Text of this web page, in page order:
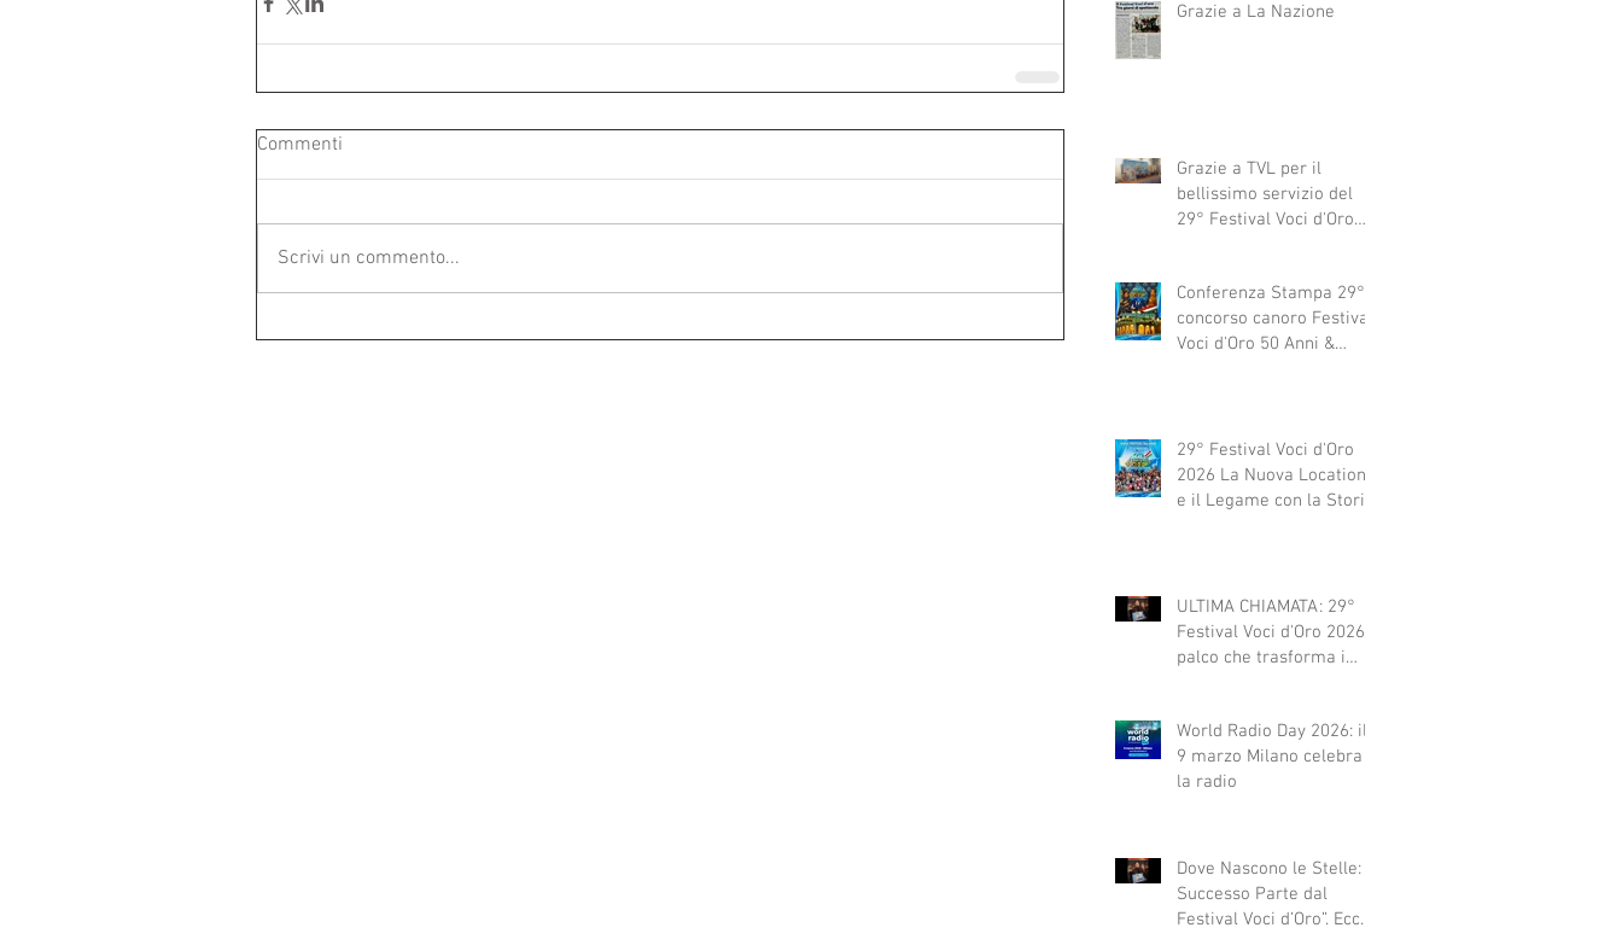
Commenti
Scrivi un commento...
Grazie a La Nazione
Grazie a TVL per il
bellissimo servizio del
29° Festival Voci d'Oro
Conferenza Stampa 29°
concorso canoro Festival
Voci d'Oro 50 Anni &
29° Festival Voci d'Oro
2026 La Nuova Location
e il Legame con la Storia
ULTIMA CHIAMATA: 29°
Festival Voci d'Oro 2026 Il
palco che trasforma i
World Radio Day 2026: il
9 marzo Milano celebra
la radio
Dove Nascono le Stelle: Il
Successo Parte dal
Festival Voci d’Oro”. Ecco